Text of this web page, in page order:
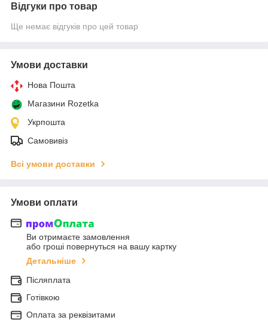
Відгуки про товар
Ще немає відгуків про цей товар
Умови доставки
Нова Пошта
Магазини Rozetka
Укрпошта
Самовивіз
Всі умови доставки
Умови оплати
Ви отримаєте замовлення
або гроші повернуться на вашу картку
Детальніше
Післяплата
Готівкою
Оплата за реквізитами